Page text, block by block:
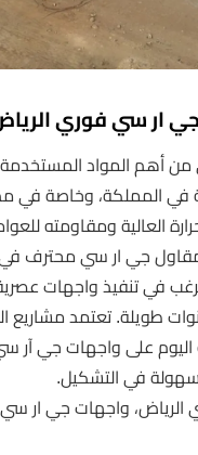
ار سي فوري
من أهم المواد
في المملكة، وخاصة في
العالية ومقاومته
جي ار سي محترف في
في تنفيذ واجهات
طويلة. تعتمد مشاريع
اليوم على واجهات جي
في التشكيل.
واجهات جي ار